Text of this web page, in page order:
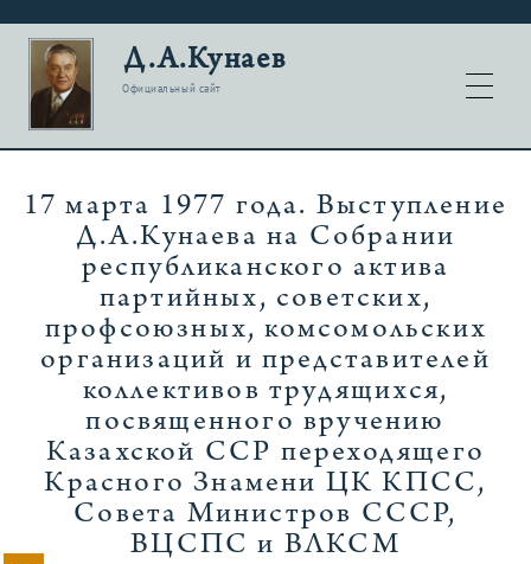
Д.А.Кунаев
Официальный сайт
17 марта 1977 года. Выступление
Д.А.Кунаева на Собрании
республиканского актива
партийных, советских,
профсоюзных, комсомольских
организаций и представителей
коллективов трудящихся,
посвященного вручению
Казахской ССР переходящего
Красного Знамени ЦК КПСС,
Совета Министров СССР,
ВЦСПС и ВЛКСМ